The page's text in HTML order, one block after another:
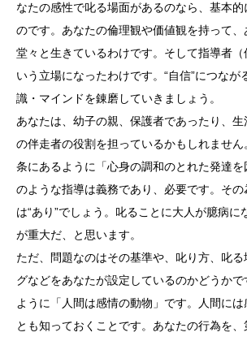
なたの感性で叱る場面があるのなら、基本的
のです。あなたの倫理観や価値観を持って
堂々と生きているわけです。そして指導者（
いう立場になったわけです。“自信”につなが
識・マインドを錬磨していきましょう。
あなたは、幼子の親、保護者であったり、
の伴走者の役割を担っているかもしれませ
条にあるように「心身の調和のとれた発達
のような指導は義務であり、必要です。そ
は“あり”でしょう。叱ることに大人が臆病に
が重大だ、と思います。
ただ、問題なのはその基準や、叱り方、叱
グなどをあなたが設定しているのかどうか
ように「人間は感情の動物」です。人間には
とも知っておくことです。あなたの行為を、